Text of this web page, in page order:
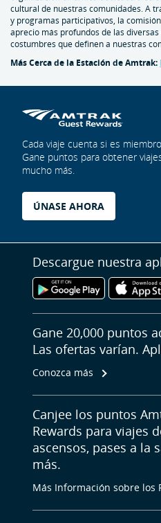
cultural de nuestras comunidades. A
y programas participativos, la
aprecio más profundos de las
costumbres que definen a nuestras
Más Cerca de la Estación de Amtrak:
Cada viaje cuenta si es
Gane puntos para obtener
mucho más.
ÚNASE AHORA
Descargue nuestra
Gane 20,000 puntos
Las ofertas varían.
Conozca más
Canjee los puntos
Rewards para viajes
ascensos, pases a la
más.
Más Información sobre los